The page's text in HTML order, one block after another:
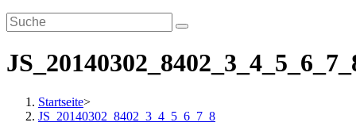
Startseite>
JS_20140302_8402_3_4_5_6_7_8